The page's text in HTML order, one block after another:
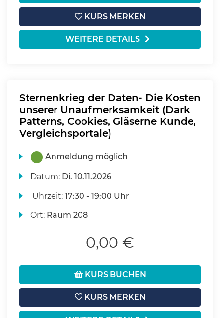
KURS MERKEN
WEITERE DETAILS
Sternenkrieg der Daten- Die Kosten
unserer Unaufmerksamkeit (Dark
Patterns, Cookies, Gläserne Kunde,
Vergleichsportale)
Anmeldung möglich
Datum: Di. 10.11.2026
Uhrzeit:17:30 - 19:00 Uhr
Ort: Raum 208
0,00 €
KURS BUCHEN
KURS MERKEN